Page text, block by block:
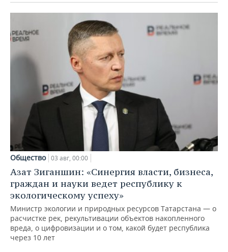
Общество 03 авг, 00:00
Азат Зиганшин: «Синергия власти, бизнеса,
граждан и науки ведет республику к
экологическому успеху»
Министр экологии и природных ресурсов Татарстана — о
расчистке рек, рекультивации объектов накопленного
вреда, о цифровизации и о том, какой будет республика
через 10 лет